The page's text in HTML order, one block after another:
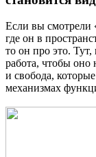
Если вы смотрели
где он в
то он про это. Тут,
работа, чтобы оно
и свобода,
механизмах